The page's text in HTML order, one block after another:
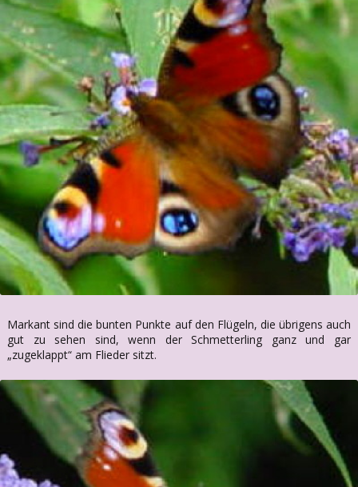
Markant sind die bunten Punkte auf den Flügeln, die übrigens auch
gut zu sehen sind, wenn der Schmetterling ganz und gar
„zugeklappt“ am Flieder sitzt.